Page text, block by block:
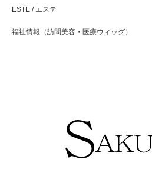
ESTE / エステ
福祉情報（訪問美容・医療ウィッグ）